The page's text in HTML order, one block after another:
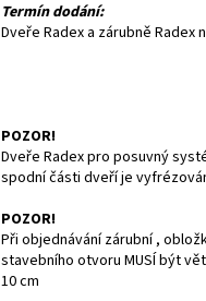
Termín dodání:
Dveře Radex a zárubně
POZOR!
Dveře Radex pro posuvný
spodní části dveří je
POZOR!
Při objednávání zárubní ,
stavebního otvoru MUSÍ být
10 cm